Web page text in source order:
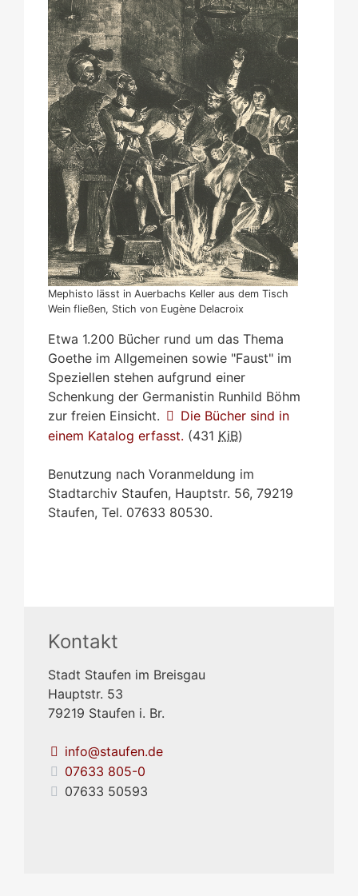
Mephisto lässt in Auerbachs Keller aus dem Tisch
Wein fließen, Stich von Eugène Delacroix
Etwa 1.200 Bücher rund um das Thema
Goethe im Allgemeinen sowie "Faust" im
Speziellen stehen aufgrund einer
Schenkung der Germanistin Runhild Böhm
zur freien Einsicht.
Die Bücher sind in
einem Katalog erfasst. (431 KiB)
Benutzung nach Voranmeldung im
Stadtarchiv Staufen, Hauptstr. 56, 79219
Staufen, Tel. 07633 80530.
Kontakt
Stadt Staufen im Breisgau
Hauptstr. 53
79219 Staufen i. Br.
info@staufen.de
07633 805-0
07633 50593